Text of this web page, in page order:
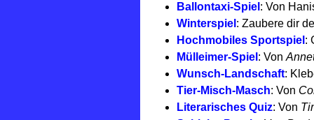
Ballontaxi-Spiel : Von
Winterspiel : Zaubere dir
Hochmobiles Sportspiel :
Mülleimer-Spiel : Von
Wunsch-Landschaft:
Tier-Misch-Masch: Von
Literarisches Quiz: Von